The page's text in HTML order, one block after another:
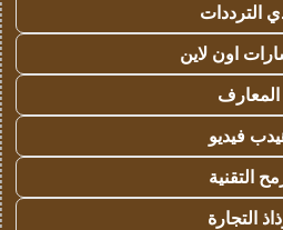
الترددات
اون لاين
المعارف
فيديو
التقنية
التجارة